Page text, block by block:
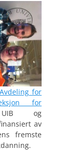
Avdeling for
for
og
av
fremste